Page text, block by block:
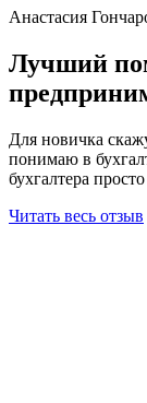
Анастасия
Лучший
Для новичка
понимаю в
бухгалтера
Читать весь отзыв